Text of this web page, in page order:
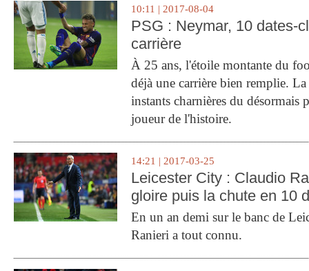
10:11 | 2017-08-04
PSG : Neymar, 10 dates-
carrière
À 25 ans, l'étoile montante du
déjà une carrière bien remplie.
instants charnières du désormais
joueur de l'histoire.
14:21 | 2017-03-25
Leicester City : Claudio
gloire puis la chute en 10
En un an demi sur le banc de
Ranieri a tout connu.